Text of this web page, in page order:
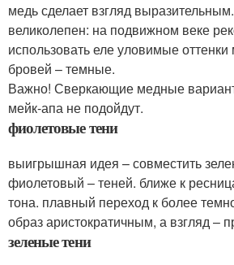
медь сделает взгляд
великолепен: на подвижном веке
использовать еле уловимые
бровей – темные.
Важно! Сверкающие медные
мейк-апа не подойдут.
фиолетовые тени
выигрышная идея – совместить
фиолетовый – теней. ближе к
тона. плавный переход к более
образ аристократичным, а взгляд –
зеленые тени